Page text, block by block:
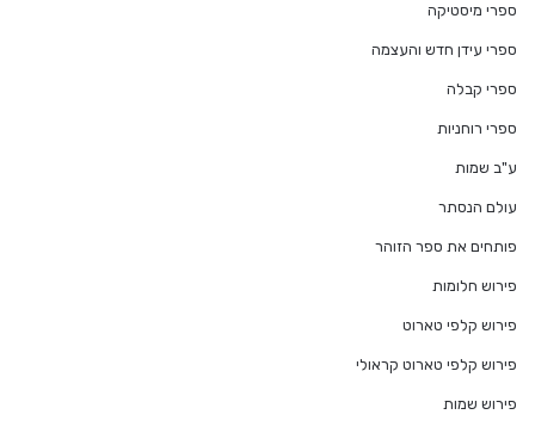
ספרי מיסטיקה
ספרי עידן חדש והעצמה
ספרי קבלה
ספרי רוחניות
ע"ב שמות
עולם הנסתר
פותחים את ספר הזוהר
פירוש חלומות
פירוש קלפי טארוט
פירוש קלפי טארוט קראולי
פירוש שמות